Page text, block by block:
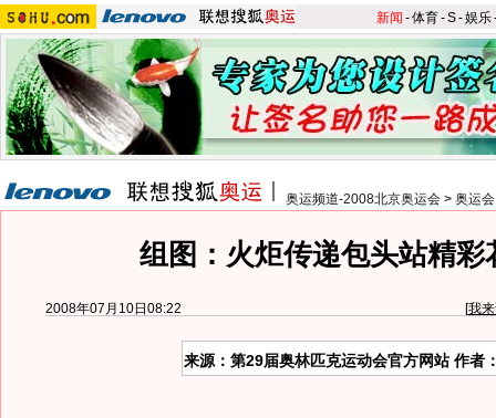
新闻 -体育-S-娱乐
奥运频道-2008北京奥运会 > 奥运
组图：火炬传递包头站精彩
2008年07月10日08:22 [我
来源：第29届奥林匹克运动会官方网站 作者